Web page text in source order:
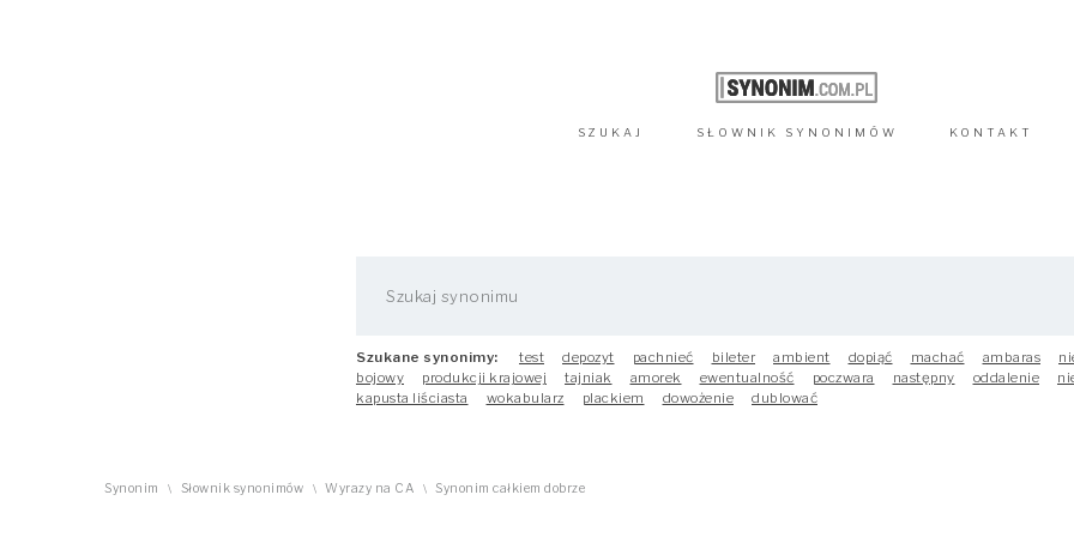
SZUKAJ SŁOWNIK SYNONIMÓW KONTAKT
Szukane synonimy: test depozyt pachnieć bileter ambient dopiąć machać ambaras
bojowy
produkcji krajowej tajniak amorek ewentualność poczwara następny oddalenie
kapusta liściasta
wokabularz plackiem dowożenie dublować
Synonim \ Słownik synonimów \ Wyrazy na CA \ Synonim całkiem dobrze